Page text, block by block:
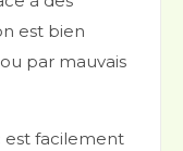
est bien
par mauvais
est facilement